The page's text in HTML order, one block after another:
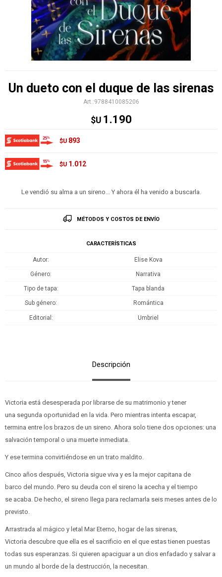
Un dueto con el duque de las sirenas
9788410085206
$U 1.190
$U 893
$U 1.012
Le vendió su alma a un sireno... Y ahora él ha venido a buscarla.
MÉTODOS Y COSTOS DE ENVÍO
CARACTERÍSTICAS
Autor Elise Kova
Género Narrativa
Tipo de tapa Tapa blanda
Sub género Romántica
Editorial Umbriel
Descripción
Victoria está desesperada por librarse de su matrimonio y tener
una segunda oportunidad en la vida. Pero mientras intenta escapar,
termina entre los brazos de un sireno. Ahora solo tiene dos opciones: una
salvación temporal o una muerte inmediata.
Y ese termina convirtiéndose en un trato maldito.
Cinco años después, Victoria sigue viva y es la mejor capitana de
barco del mundo. Pero su deuda con el sireno la acecha y el tiempo
se acaba. De hecho, el sireno llega para reclamarla seis meses antes de lo
previsto.
Arrastrada al mágico y letal Mar Eterno, hogar de las sirenas,
Victoria descubre que ella es el sacrificio en el que estas tienen puestas
todas sus esperanzas. Si quieren apaciguar a un dios enfadado y salvar a
un mundo al borde de la destrucción, la necesitan.